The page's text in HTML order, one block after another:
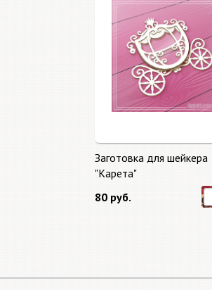
Заготовка для шейкера
"Карета"
80 руб.